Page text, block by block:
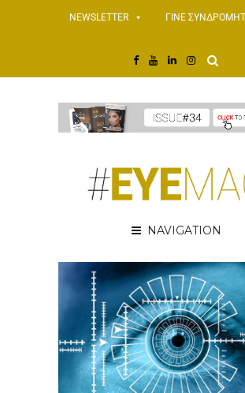
NEWSLETTER ΓΙΝΕ
NAVIGATION